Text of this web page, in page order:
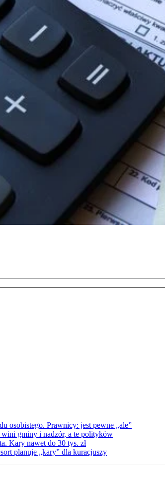
osobistego. Prawnicy: jest pewne „ale”
gminy i nadzór, a te polityków
Kary nawet do 30 tys. zł
planuje „kary” dla kuracjuszy